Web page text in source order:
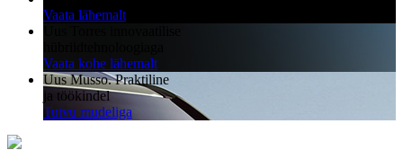
Vaata lähemalt
Vaata kohe lähemalt
Uus Musso. Praktiline
ja töökindel
Tutvu mudeliga